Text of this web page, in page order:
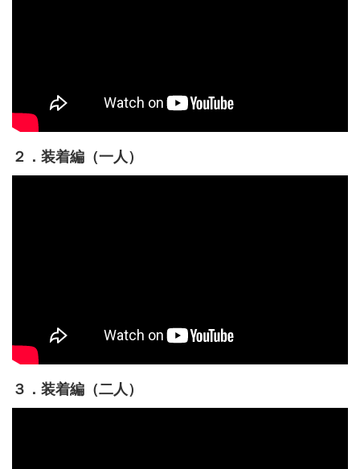
２．装着編（一人）
３．装着編（二人）